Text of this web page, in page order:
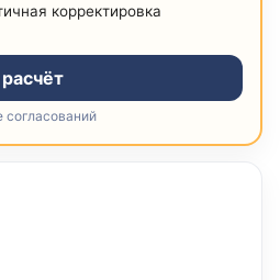
корректировка
согласований